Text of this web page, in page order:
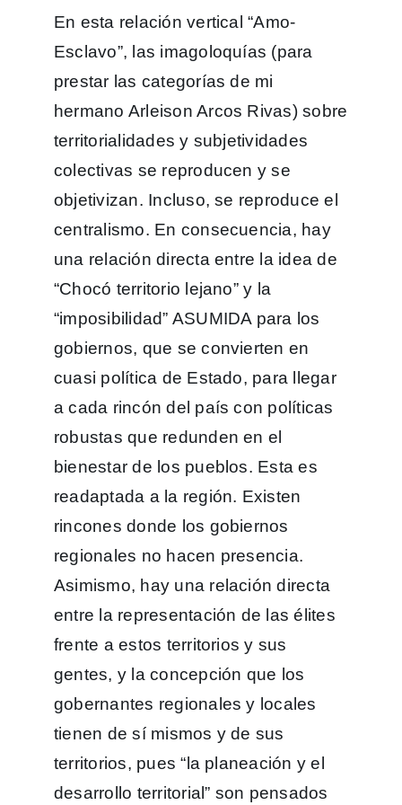
En esta relación vertical “Amo-
Esclavo”, las imagoloquías (para
prestar las categorías de mi
hermano Arleison Arcos Rivas) sobre
territorialidades y subjetividades
colectivas se reproducen y se
objetivizan. Incluso, se reproduce el
centralismo. En consecuencia, hay
una relación directa entre la idea de
“Chocó territorio lejano” y la
“imposibilidad” ASUMIDA para los
gobiernos, que se convierten en
cuasi política de Estado, para llegar
a cada rincón del país con políticas
robustas que redunden en el
bienestar de los pueblos. Esta es
readaptada a la región. Existen
rincones donde los gobiernos
regionales no hacen presencia.
Asimismo, hay una relación directa
entre la representación de las élites
frente a estos territorios y sus
gentes, y la concepción que los
gobernantes regionales y locales
tienen de sí mismos y de sus
territorios, pues “la planeación y el
desarrollo territorial” son pensados